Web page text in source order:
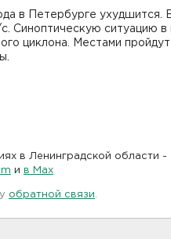
в Петербурге ухудшится.
Синоптическую ситуацию в
циклона. Местами пройдут
в Ленинградской области -
и в Maх
обратной связи